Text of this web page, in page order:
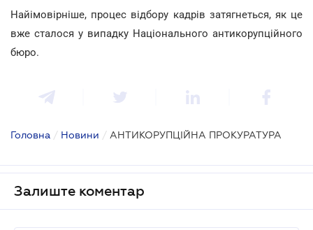
Найімовірніше, процес відбору кадрів затягнеться, як це
вже сталося у випадку Національного антикорупційного
бюро.
Головна / Новини / АНТИКОРУПЦІЙНА ПРОКУРАТУРА
Залиште коментар